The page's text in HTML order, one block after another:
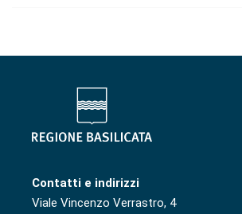
Contatti e indirizzi
Viale Vincenzo Verrastro, 4